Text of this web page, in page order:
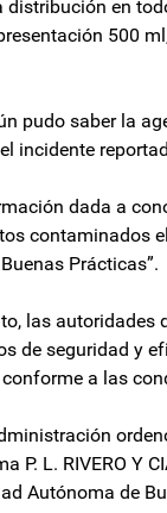
en
500
pudo saber la
incidente
dada a
contaminados
Prácticas”.
las autoridades
de seguridad y
a las
P. L. RIVERO Y
Autónoma de